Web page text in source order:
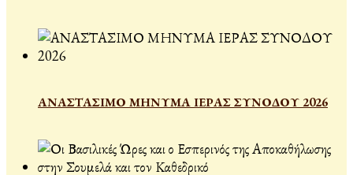
ΑΝΑΣΤΑΣΙΜΟ ΜΗΝΥΜΑ ΙΕΡΑΣ ΣΥΝΟΔΟΥ 2026